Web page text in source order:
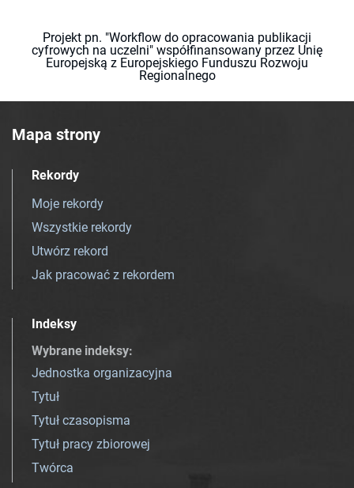
Projekt pn. "Workflow do opracowania publikacji
cyfrowych na uczelni" współfinansowany przez Unię
Europejską z Europejskiego Funduszu Rozwoju
Regionalnego
Mapa strony
Rekordy
Moje rekordy
Wszystkie rekordy
Utwórz rekord
Jak pracować z rekordem
Indeksy
Wybrane indeksy:
Jednostka organizacyjna
Tytuł
Tytuł czasopisma
Tytuł pracy zbiorowej
Twórca